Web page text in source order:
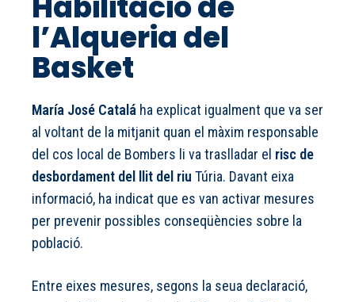
l’Alqueria del
Basket
María José Catalá ha explicat igualment que va ser
al voltant de la mitjanit quan el màxim responsable
del cos local de Bombers li va traslladar el risc de
desbordament del llit del riu Túria. Davant eixa
informació, ha indicat que es van activar mesures
per prevenir possibles conseqüències sobre la
població.
Entre eixes mesures, segons la seua declaració,